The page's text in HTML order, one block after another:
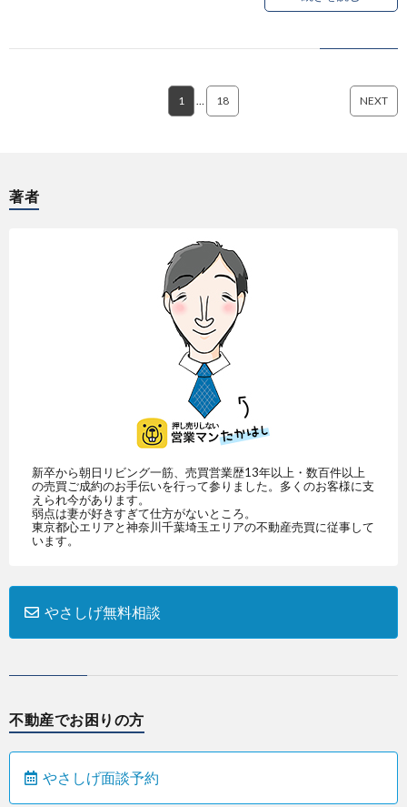
1 … 18 NEXT
著者
新卒から朝日リビング一筋、売買営業歴13年以上・数百件以上
の売買ご成約のお手伝いを行って参りました。多くのお客様に支
えられ今があります。
弱点は妻が好きすぎて仕方がないところ。
東京都心エリアと神奈川千葉埼玉エリアの不動産売買に従事して
います。
やさしげ無料相談
不動産でお困りの方
やさしげ面談予約